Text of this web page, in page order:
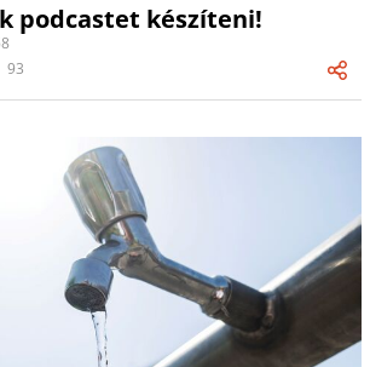
podcastet készíteni!
93